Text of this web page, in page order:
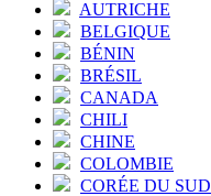
AUTRICHE
BELGIQUE
BÉNIN
BRÉSIL
CANADA
CHILI
CHINE
COLOMBIE
CORÉE DU SUD